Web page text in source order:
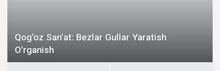
Qog'oz San'at: Bezlar Gullar Yaratish
O'rganish